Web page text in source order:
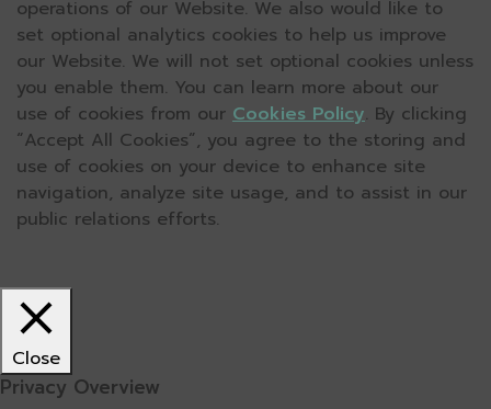
operations of our Website. We also would like to
set optional analytics cookies to help us improve
our Website. We will not set optional cookies unless
you enable them. You can learn more about our
use of cookies from our Cookies Policy. By clicking
“Accept All Cookies”, you agree to the storing and
use of cookies on your device to enhance site
navigation, analyze site usage, and to assist in our
public relations efforts.
Close
Privacy Overview